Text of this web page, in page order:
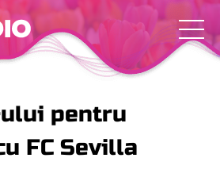
pentru
FC Sevilla